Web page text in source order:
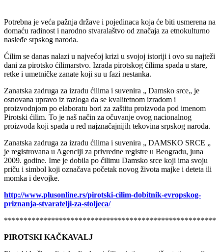
Potrebna je veća pažnja države i pojedinaca koja će biti usmerena na
domaću radinost i narodno stvaralaštvo od značaja za etnokulturno
Ćilim se danas nalazi u najvećoj krizi u svojoj istoriji i ovo su najteži
dani za pirotsko ćilimarstvo. Izrada pirotskog ćilima spada u stare,
Zanatska zadruga za izradu ćilima i suvenira „ Damsko srce„ je
osnovana upravo iz razloga da se kvalitetnom izradom i
proizvodnjom po elaboratu bori za zaštitu proizvoda pod imenom
Pirotski ćilim. To je naš način za očuvanje ovog nacionalnog
Zanatska zadruga za izradu ćilima i suvenira „ DAMSKO SRCE „
je registrovana u Agenciji za privredne registre u Beogradu, juna
2009. godine. Ime je dobila po ćilimu Damsko srce koji ima svoju
priču i simbol koji označava početak novog života majke i deteta ili
http://www.plusonline.rs/pirotski-cilim-dobitnik-evropskog-